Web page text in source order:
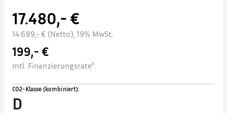
17.480,- €
14.689,- € (Netto), 19% MwSt.
199,- €
mtl. Finanzierungsrate²
CO2-Klasse (kombiniert):
D